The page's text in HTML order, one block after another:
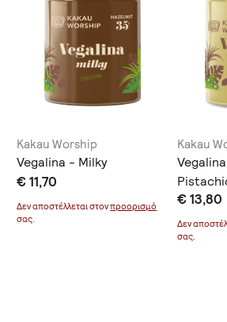
Kakau Worship
Vegalina - Milky
€ 11,70
Δεν αποστέλλεται στονπροορισμό
σας.
Kakau
€ 13,80
Δεν
σας.